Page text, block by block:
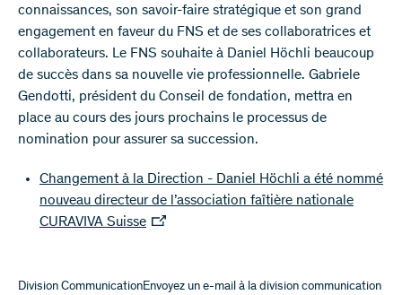
connaissances, son savoir-faire stratégique et son grand
engagement en faveur du FNS et de ses collaboratrices et
collaborateurs. Le FNS souhaite à Daniel Höchli beaucoup
de succès dans sa nouvelle vie professionnelle. Gabriele
Gendotti, président du Conseil de fondation, mettra en
place au cours des jours prochains le processus de
nomination pour assurer sa succession.
Changement à la Direction - Daniel Höchli a été nommé
nouveau directeur de l’association faîtière nationale
CURAVIVA Suisse
Division CommunicationEnvoyez un e-mail à la division communication